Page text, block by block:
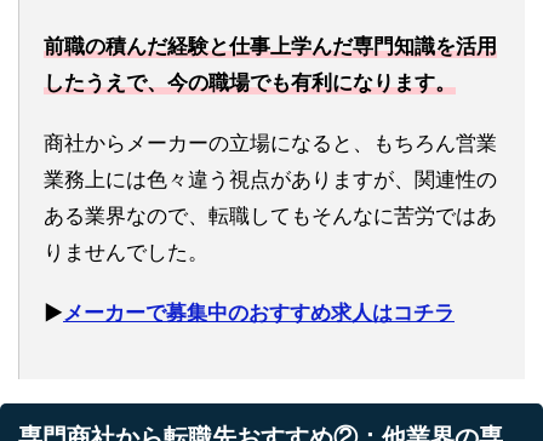
前職の積んだ経験と仕事上学んだ専門知識を活用
したうえで、今の職場でも有利になります。
商社からメーカーの立場になると、もちろん営業
業務上には色々違う視点がありますが、関連性の
ある業界なので、転職してもそんなに苦労ではあ
りませんでした。
▶︎メーカーで募集中のおすすめ求人はコチラ